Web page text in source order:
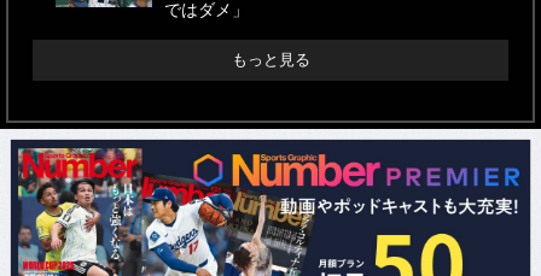
ではダメ」
もっと見る